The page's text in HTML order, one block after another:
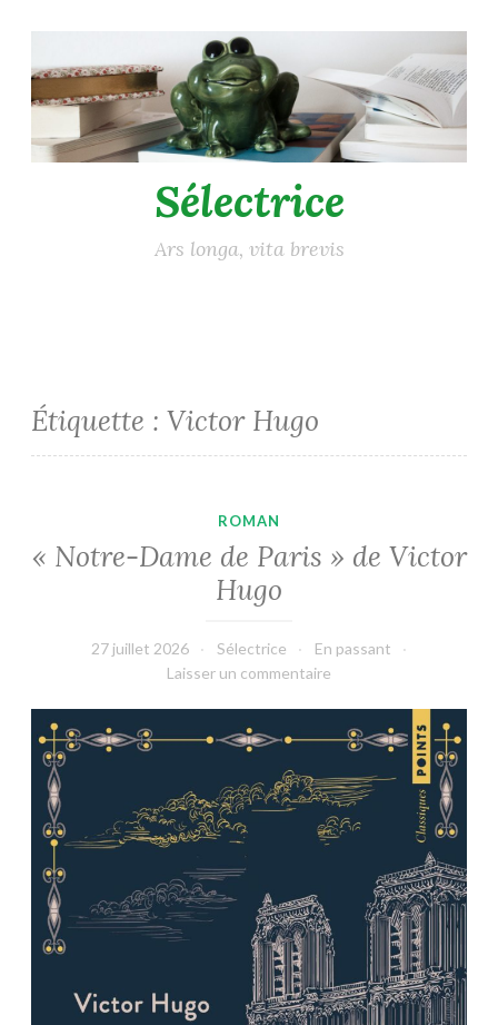
au
contenu
principal
Sélectrice
Ars longa, vita brevis
Étiquette : Victor Hugo
ROMAN
« Notre-Dame de Paris » de Victor
Hugo
27 juillet 2026 Sélectrice
En passant
Laisser un commentaire